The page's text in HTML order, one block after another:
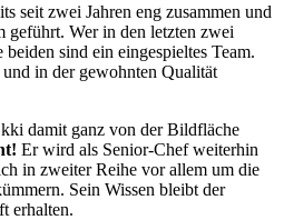
seit zwei Jahren eng zusammen und
geführt. Wer in den letzten zwei
sind ein eingespieltes Team.
in der gewohnten Qualität
damit ganz von der Bildfläche
Er wird als Senior-Chef weiterhin
in zweiter Reihe vor allem um die
Sein Wissen bleibt der
erhalten.